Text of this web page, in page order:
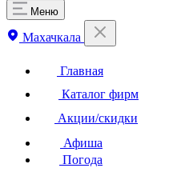
Меню
Махачкала
Главная
Каталог фирм
Акции/скидки
Афиша
Погода